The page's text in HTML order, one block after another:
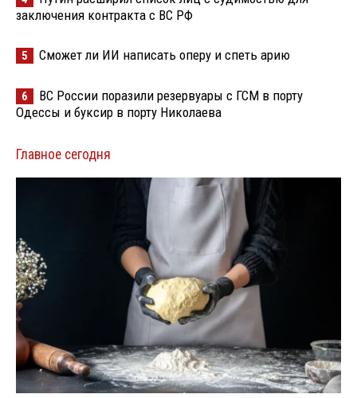
заключения контракта с ВС РФ
5 Сможет ли ИИ написать оперу и спеть арию
6
ВС России поразили резервуары с ГСМ в порту
Одессы и буксир в порту Николаева
Главное сегодня